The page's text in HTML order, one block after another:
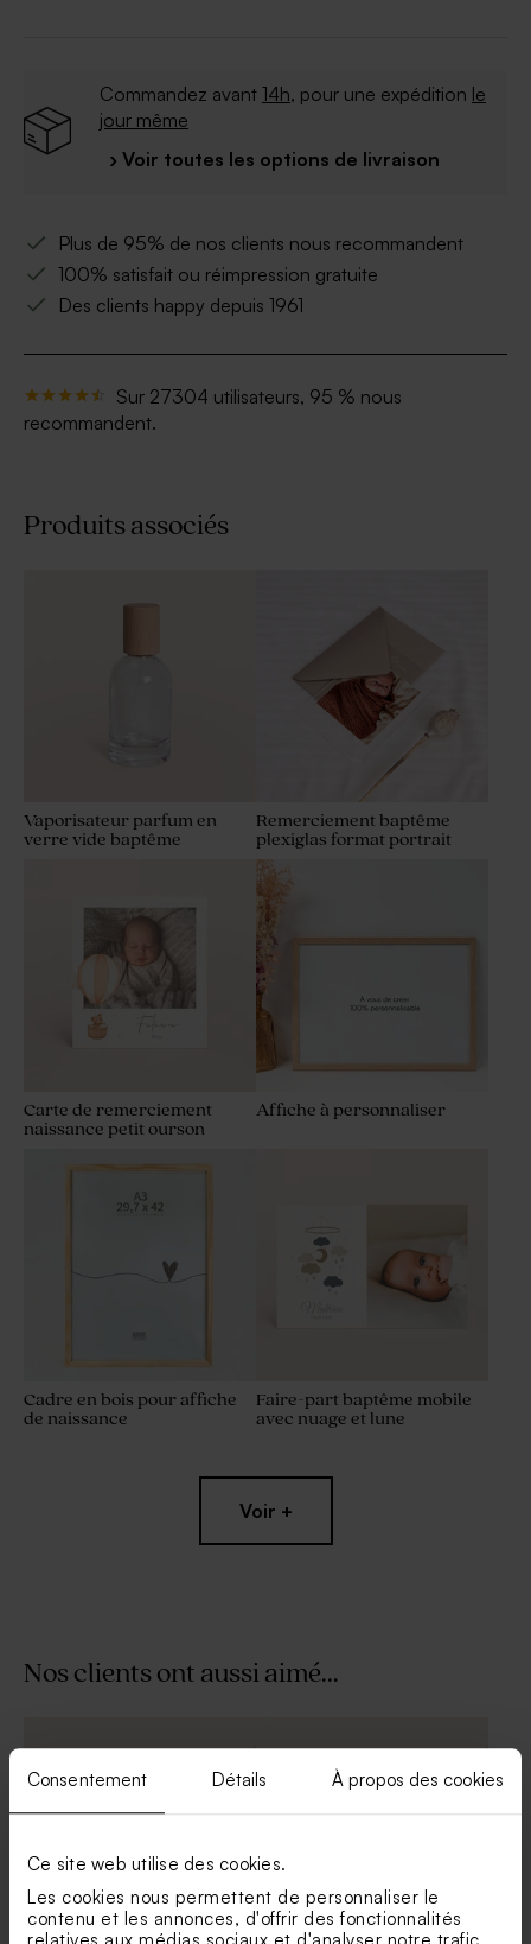
Consentement Détails À propos des cookies
Ce site web utilise des cookies.
Les cookies nous permettent de personnaliser le
contenu et les annonces, d'offrir des fonctionnalités
Commandez avant 14h, pour une expédition le
jour même
› Voir toutes les options de livraison
Plus de 95% de nos clients nous recommandent
100% satisfait ou réimpression gratuite
Des clients happy depuis 1961
Sur 27304 utilisateurs, 95 % nous
recommandent.
Produits associés
Vaporisateur parfum en
verre vide baptême
Remerciement baptême
plexiglas format portrait
Carte de remerciement
naissance petit ourson
Affiche à personnaliser
Cadre en bois pour affiche
de naissance
Faire-part baptême mobile
avec nuage et lune
Voir +
Nos clients ont aussi aimé...